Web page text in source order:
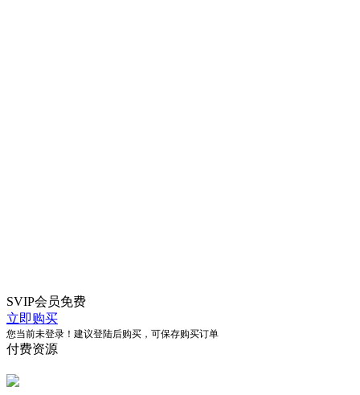
SVIP会员免费
立即购买
您当前未登录！建议登陆后购买，可保存购买订单
付费资源